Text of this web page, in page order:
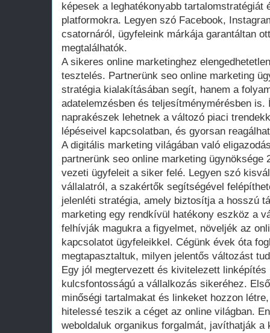
képesek a leghatékonyabb
platformokra. Legyen szó Facebook,
csatornáról, ügyfeleink márkája garantáltan
megtalálhatók.
A sikeres online marketinghez
tesztelés. Partnerünk seo online marketing
stratégia kialakításában segít, hanem a
adatelemzésben és teljesítménymérésben is.
naprakészek lehetnek a változó piaci
lépéseivel kapcsolatban, és gyorsan
A digitális marketing világában való
partnerünk seo online marketing ügynöksége
vezeti ügyfeleit a siker felé. Legyen szó
vállalatról, a szakértők segítségével
jelenléti stratégia, amely biztosítja a hosszú
marketing egy rendkívül hatékony eszköz a
felhívják magukra a figyelmet, növeljék az
kapcsolatot ügyfeleikkel. Cégünk évek óta
megtapasztaltuk, milyen jelentős változást
Egy jól megtervezett és kivitelezett linképítés
kulcsfontosságú a vállalkozás sikeréhez.
minőségi tartalmakat és linkeket hozzon
hitelessé teszik a céget az online világban.
weboldaluk organikus forgalmát, javíthatják